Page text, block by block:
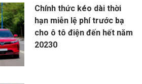
Chính thức kéo dài thời
hạn miễn lệ phí trước bạ
cho ô tô điện đến hết năm
20230